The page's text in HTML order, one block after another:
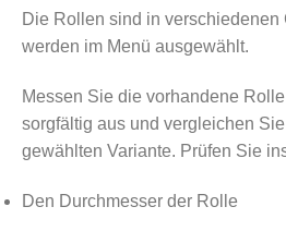
Die Rollen sind in verschiedenen
werden im Menü ausgewählt.
Messen Sie die vorhandene
sorgfältig aus und vergleichen
gewählten Variante. Prüfen Sie
Den Durchmesser der Rolle